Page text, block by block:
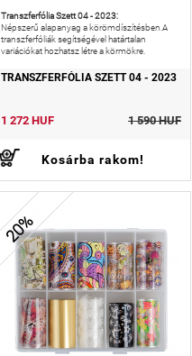
Transzferfólia Szett 04 - 2023:
Népszerű alapanyag a körömdíszítésben.A
transzferfóliák segítségével határtalan
variációkat hozhatsz létre a körmökre.
TRANSZFERFÓLIA SZETT 04 - 2023
1 272 HUF 1 590 HUF
Kosárba rakom!
20%